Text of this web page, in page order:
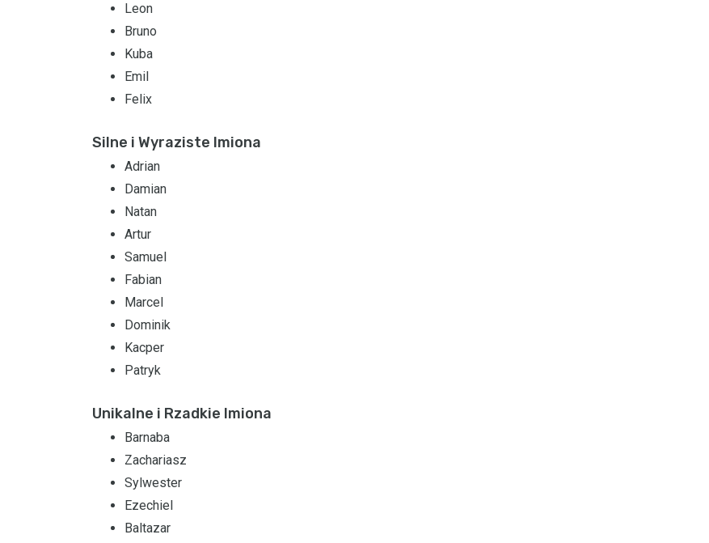
Leon
Bruno
Kuba
Emil
Felix
Silne i Wyraziste Imiona
Adrian
Damian
Natan
Artur
Samuel
Fabian
Marcel
Dominik
Kacper
Patryk
Unikalne i Rzadkie Imiona
Barnaba
Zachariasz
Sylwester
Ezechiel
Baltazar